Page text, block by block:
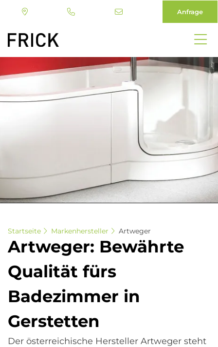
Inhalt
Anfrage
Startseite Markenhersteller Artweger
Art­we­ger: Be­währ­te
Qua­li­tät fürs
Ba­de­zim­mer in
Ger­stet­ten
Der österreichische Hersteller Artweger steht